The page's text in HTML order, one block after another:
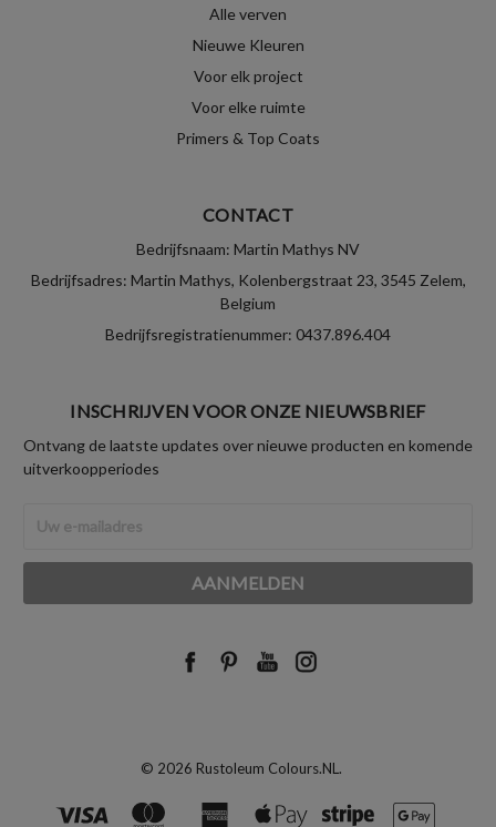
Alle verven
Nieuwe Kleuren
Voor elk project
Voor elke ruimte
Primers & Top Coats
CONTACT
Bedrijfsnaam: Martin Mathys NV
Bedrijfsadres: Martin Mathys, Kolenbergstraat 23, 3545 Zelem,
Belgium
Bedrijfsregistratienummer: 0437.896.404
INSCHRIJVEN VOOR ONZE NIEUWSBRIEF
Ontvang de laatste updates over nieuwe producten en komende
uitverkoopperiodes
mailadres
© 2026 Rustoleum Colours.NL.